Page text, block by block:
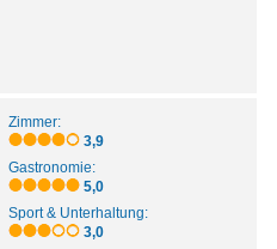
Zimmer:
3,9
Gastronomie:
5,0
Sport & Unterhaltung:
3,0